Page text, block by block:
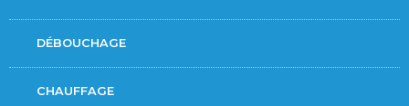
DÉBOUCHAGE
CHAUFFAGE